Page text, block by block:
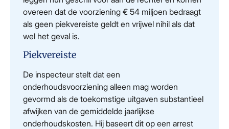
overeen dat de voorziening € 54 miljoen bedraagt
als geen piekvereiste geldt en vrijwel nihil als dat
wel het geval is.
Piekvereiste
De inspecteur stelt dat een
onderhoudsvoorziening alleen mag worden
gevormd als de toekomstige uitgaven substantieel
afwijken van de gemiddelde jaarlijkse
onderhoudskosten. Hij baseert dit op een arrest